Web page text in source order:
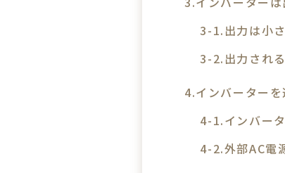
出力は小
出力され
インバーター
インバー
外部AC電